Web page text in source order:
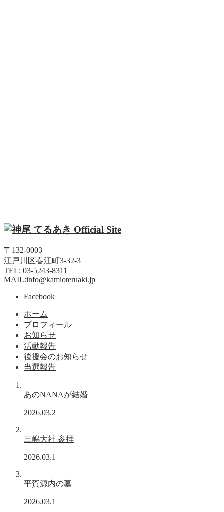
〒132-0003
江戸川区春江町3-32-3
TEL: 03-5243-8311
MAIL:info@kamioteruaki.jp
Facebook
ホーム
プロフィール
お知らせ
活動報告
後援会のお知らせ
当選報告
あのNANAが結婚
2026.03.2
三嶋大社 参拝
2026.03.1
平賀源内の墓
2026.03.1